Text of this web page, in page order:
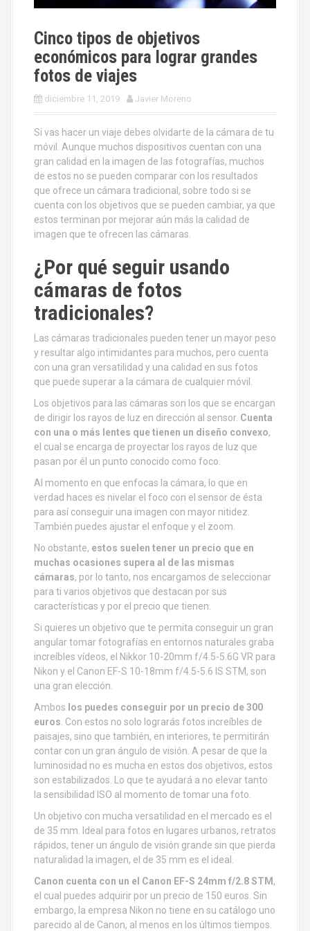
Cinco tipos de objetivos
económicos para lograr grandes
fotos de viajes
diciembre 11, 2019 Javier Moreno
Si vas hacer un viaje debes olvidarte de la cámara de tu
móvil. Aunque muchos dispositivos cuentan con una
gran calidad en la imagen de las fotografías, muchos
de estos no se pueden comparar con los resultados
que ofrece un cámara tradicional, sobre todo si se
cuenta con los objetivos que se pueden cambiar, ya que
estos terminan por mejorar aún más la calidad de
imagen que te ofrecen las cámaras.
¿Por qué seguir usando
cámaras de fotos
tradicionales?
Las cámaras tradicionales pueden tener un mayor peso
y resultar algo intimidantes para muchos, pero cuenta
con una gran versatilidad y una calidad en sus fotos
que puede superar a la cámara de cualquier móvil.
Los objetivos para las cámaras son los que se encargan
de dirigir los rayos de luz en dirección al sensor. Cuenta
con una o más lentes que tienen un diseño convexo,
el cual se encarga de proyectar los rayos de luz que
pasan por él un punto conocido como foco.
Al momento en que enfocas la cámara, lo que en
verdad haces es nivelar el foco con el sensor de ésta
para así conseguir una imagen con mayor nitidez.
También puedes ajustar el enfoque y el zoom.
No obstante, estos suelen tener un precio que en
muchas ocasiones supera al de las mismas
cámaras, por lo tanto, nos encargamos de seleccionar
para ti varios objetivos que destacan por sus
características y por el precio que tienen.
Si quieres un objetivo que te permita conseguir un gran
angular tomar fotografías en entornos naturales graba
increíbles vídeos, el Nikkor 10-20mm f/4.5-5.6G VR para
Nikon y el Canon EF-S 10-18mm f/4.5-5.6 IS STM, son
una gran elección.
Ambos los puedes conseguir por un precio de 300
euros . Con estos no solo lograrás fotos increíbles de
paisajes, sino que también, en interiores, te permitirán
contar con un gran ángulo de visión. A pesar de que la
luminosidad no es mucha en estos dos objetivos, estos
son estabilizados. Lo que te ayudará a no elevar tanto
la sensibilidad ISO al momento de tomar una foto.
Un objetivo con mucha versatilidad en el mercado es el
de 35 mm. Ideal para fotos en lugares urbanos, retratos
rápidos, tener un ángulo de visión grande sin que pierda
naturalidad la imagen, el de 35 mm es el ideal.
Canon cuenta con un el Canon EF-S 24mm f/2.8 STM,
el cual puedes adquirir por un precio de 150 euros. Sin
embargo, la empresa Nikon no tiene en su catálogo uno
parecido al de Canon, al menos en los últimos tiempos.